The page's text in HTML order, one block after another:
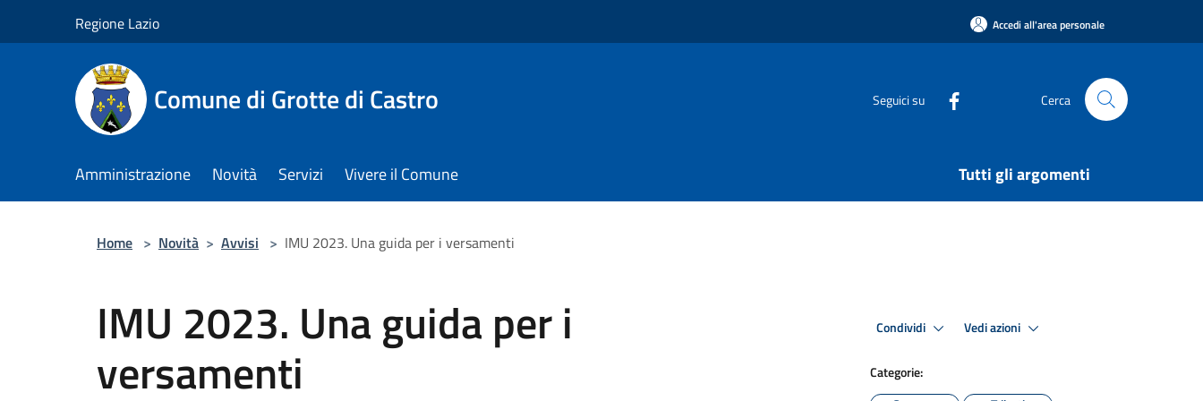
Regione Lazio Accedi all'area personale
Comune di Grotte di Castro Seguici su Cerca
Amministrazione Novità Servizi Vivere il Comune Tutti gli argomenti
Home > Novità > Avvisi > IMU 2023. Una guida per i versamenti
IMU 2023. Una guida per i
versamenti
Condividi Vedi azioni
Categorie: